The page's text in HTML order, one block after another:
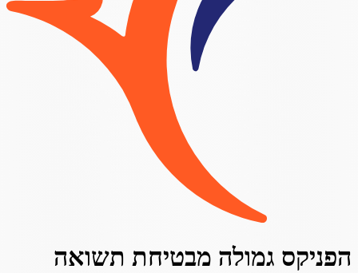
הפניקס גמולה מבטיחת תשואה